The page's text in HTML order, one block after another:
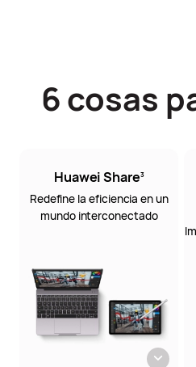
6 cosas
Huawei Share3
Redefine la eficiencia en un
mundo interconectado